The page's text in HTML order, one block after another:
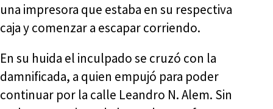
una impresora que estaba en su respectiva
caja y comenzar a escapar corriendo.
En su huida el inculpado se cruzó con la
damnificada, a quien empujó para poder
continuar por la calle Leandro N. Alem. Sin